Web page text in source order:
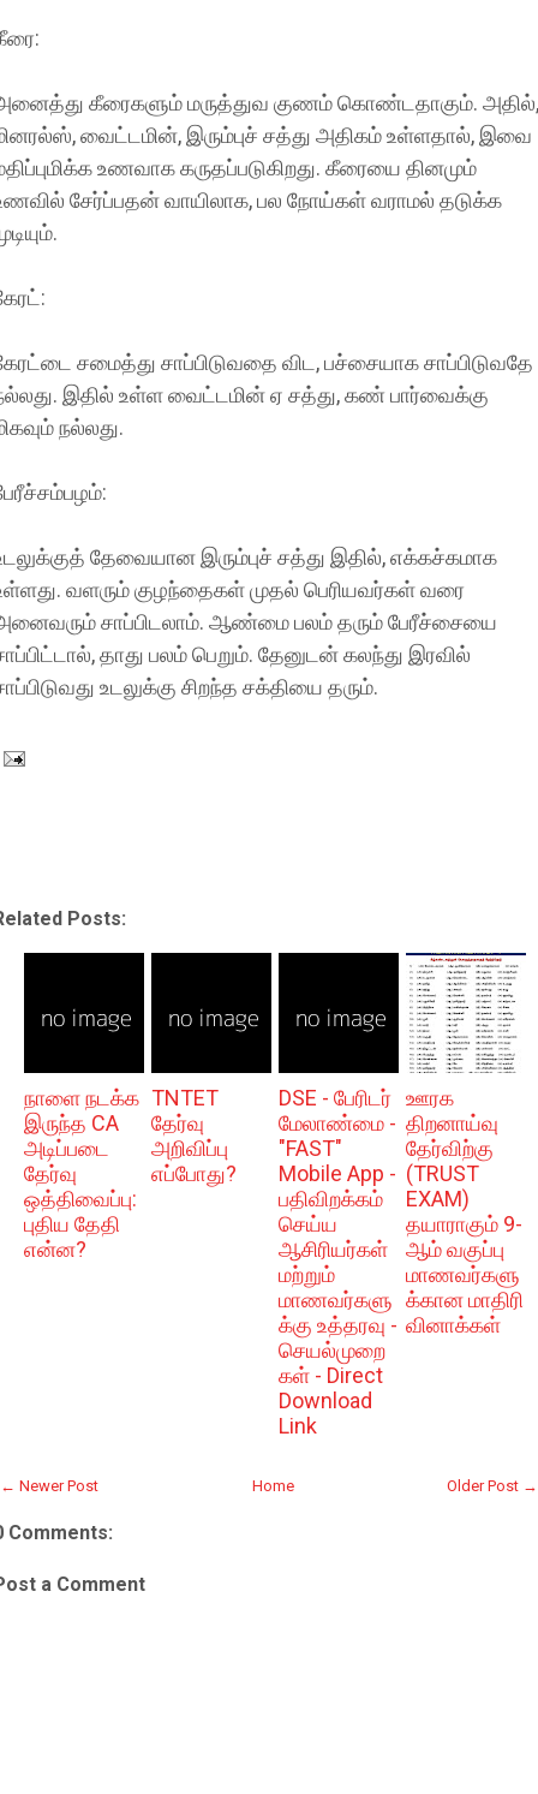
கீரைகளும் மருத்துவ குணம் கொண்டதாகும். அதில்,
வைட்டமின், இரும்புச் சத்து அதிகம் உள்ளதால், இவை
உணவாக கருதப்படுகிறது. கீரையை தினமும்
சேர்ப்பதன் வாயிலாக, பல நோய்கள் வராமல் தடுக்க
சமைத்து சாப்பிடுவதை விட, பச்சையாக சாப்பிடுவதே
இதில் உள்ள வைட்டமின் ஏ சத்து, கண் பார்வைக்கு
நல்லது.
தேவையான இரும்புச் சத்து இதில், எக்கச்கமாக
வளரும் குழந்தைகள் முதல் பெரியவர்கள் வரை
சாப்பிடலாம். ஆண்மை பலம் தரும் பேரீச்சையை
தாது பலம் பெறும். தேனுடன் கலந்து இரவில்
உடலுக்கு சிறந்த சக்தியை தரும்.
Posts:
நாளை நடக்க
இருந்த CA
அடிப்படை
தேர்வு
ஒத்திவைப்பு:
புதிய தேதி
என்ன?
TNTET
தேர்வு
அறிவிப்பு
எப்போது?
DSE - பேரிடர்
மேலாண்மை -
"FAST"
Mobile App -
பதிவிறக்கம்
செய்ய
ஆசிரியர்கள்
மற்றும்
மாணவர்களு
க்கு உத்தரவு -
செயல்முறை
கள் - Direct
Download
Link
ஊரக
திறனாய்வு
தேர்விற்கு
(TRUST
EXAM)
தயாராகும் 9-
ஆம் வகுப்பு
மாணவர்களு
க்கான மாதிரி
வினாக்கள்
← Newer Post Older Post →
Home
Comments:
a Comment